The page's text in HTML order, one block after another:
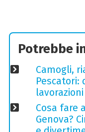
Potrebbe
Camogli,
Pescatori:
Cosa fare
Genova?